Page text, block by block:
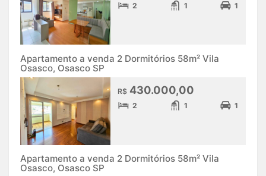
2 1 1
Apartamento a venda 2 Dormitórios 58m² Vila
Osasco, Osasco SP
R$ 430.000,00
2 1 1
Apartamento a venda 2 Dormitórios 58m² Vila
Osasco, Osasco SP